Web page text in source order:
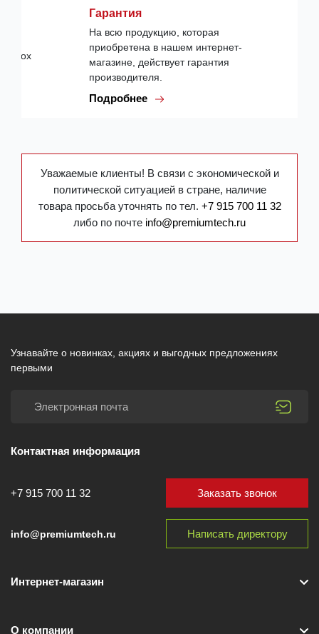
Гарантия
На всю продукцию, которая
приобретена в нашем интернет-
магазине, действует гарантия
производителя.
Подробнее
Уважаемые клиенты! В связи с экономической и
политической ситуацией в стране, наличие
товара просьба уточнять по тел. +7 915 700 11 32
либо по почте info@premiumtech.ru
Узнавайте о новинках, акциях и выгодных предложениях
первыми
Контактная информация
+7 915 700 11 32
info@premiumtech.ru
Заказать звонок
Написать директору
Интернет-магазин
О компании